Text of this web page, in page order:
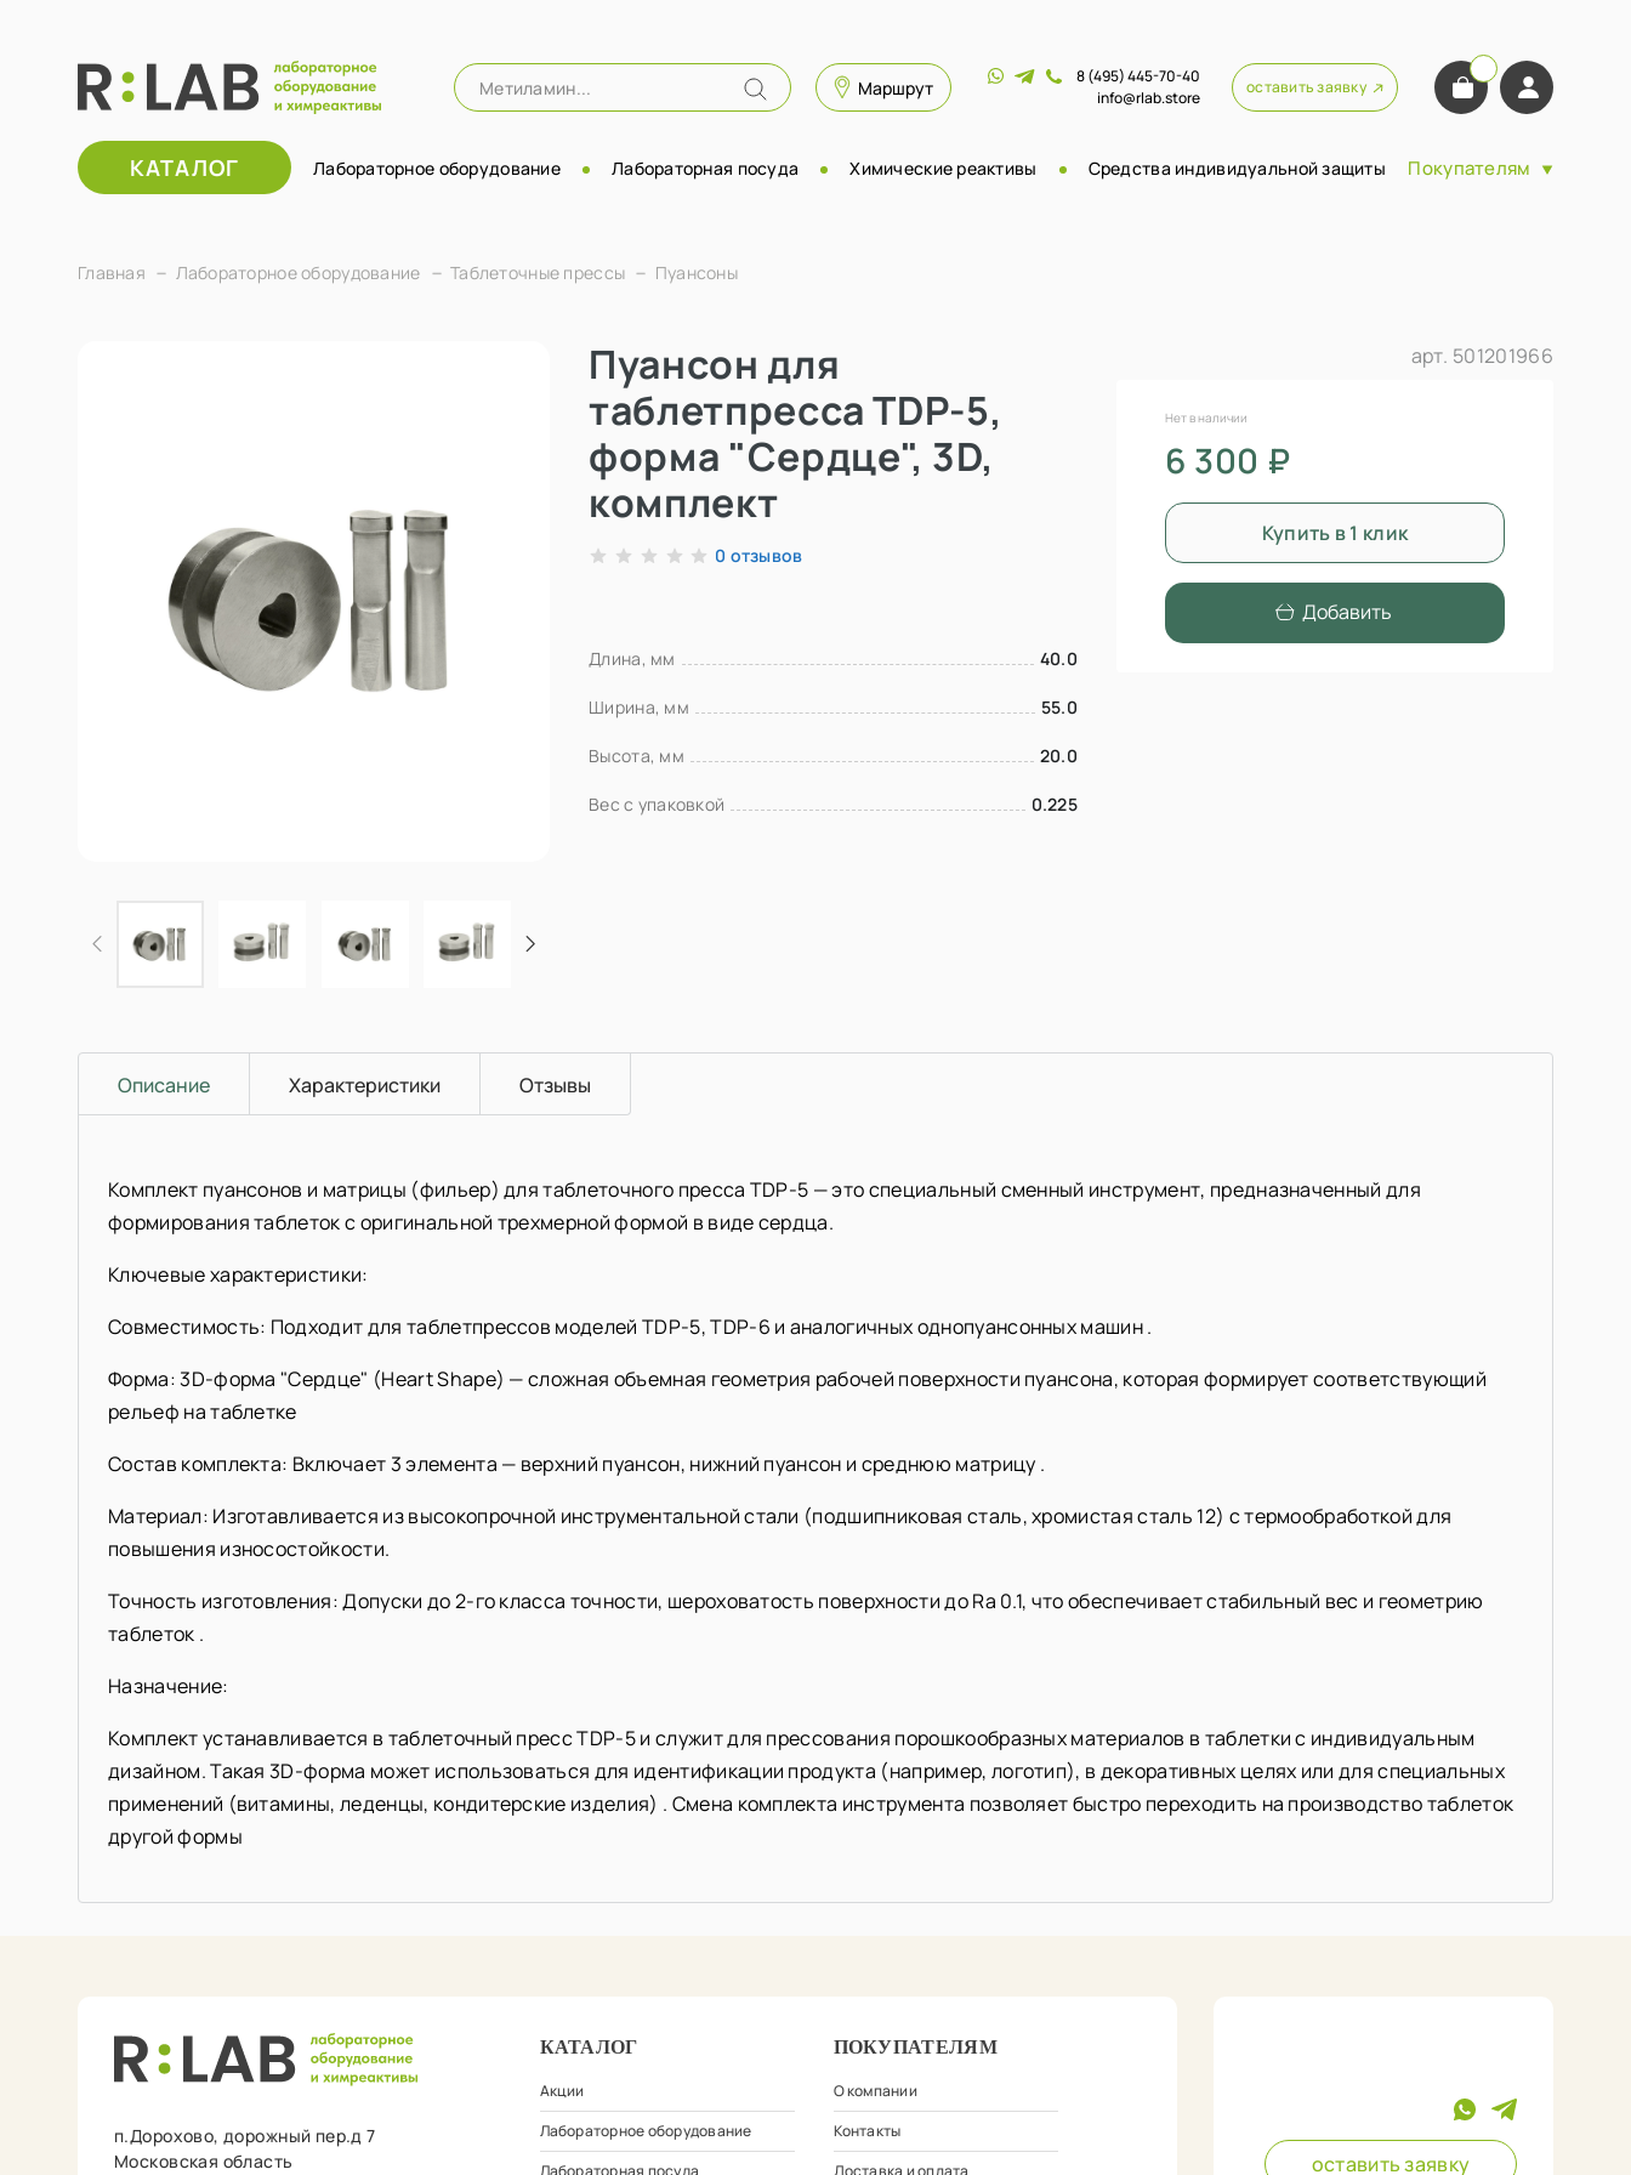
Маршрут
8 (495) 445-70-40
info@rlab.store
оставить заявку
КАТАЛОГ Лабораторное оборудование Лабораторная посуда Химические реактивы Средства индивидуальной защиты Покупателям
Главная Лабораторное оборудование Таблеточные прессы Пуансоны
Пуансон для
таблетпресса TDP-5,
форма "Сердце", 3D,
комплект
0 отзывов
Длина, мм 40.0
Ширина, мм 55.0
Высота, мм 20.0
Вес с упаковкой 0.225
арт. 501201966
Нет в наличии
6 300 ₽
Купить в 1 клик
Добавить
Описание Характеристики Отзывы
Комплект пуансонов и матрицы (фильер) для таблеточного пресса TDP-5 — это специальный сменный инструмент, предназначенный для
формирования таблеток с оригинальной трехмерной формой в виде сердца.
Ключевые характеристики:
Совместимость: Подходит для таблетпрессов моделей TDP-5, TDP-6 и аналогичных однопуансонных машин .
Форма: 3D-форма "Сердце" (Heart Shape) — сложная объемная геометрия рабочей поверхности пуансона, которая формирует соответствующий
рельеф на таблетке
Состав комплекта: Включает 3 элемента — верхний пуансон, нижний пуансон и среднюю матрицу .
Материал: Изготавливается из высокопрочной инструментальной стали (подшипниковая сталь, хромистая сталь 12) с термообработкой для
повышения износостойкости.
Точность изготовления: Допуски до 2-го класса точности, шероховатость поверхности до Ra 0.1, что обеспечивает стабильный вес и геометрию
таблеток .
Назначение:
Комплект устанавливается в таблеточный пресс TDP-5 и служит для прессования порошкообразных материалов в таблетки с индивидуальным
дизайном. Такая 3D-форма может использоваться для идентификации продукта (например, логотип), в декоративных целях или для специальных
применений (витамины, леденцы, кондитерские изделия) . Смена комплекта инструмента позволяет быстро переходить на производство таблеток
другой формы
КАТАЛОГ
Акции
Лабораторное оборудование
Лабораторная посуда
ПОКУПАТЕЛЯМ
О компании
Контакты
Доставка и оплата
п.Дорохово, дорожный пер.д 7
Московская область
оставить заявку